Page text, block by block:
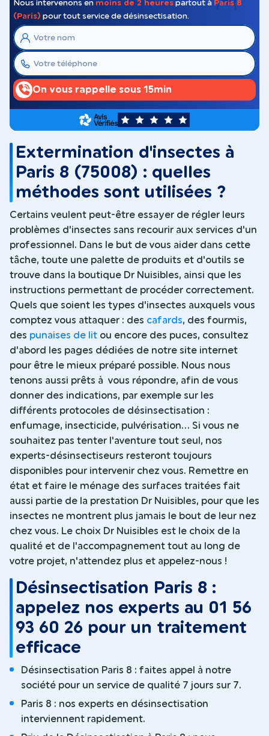
Nous intervenons en moins de 2 heures partout à Paris 8
(Paris) pour tout service de désinsectisation.
On vous rappelle sous 15min
5
Extermination d'insectes à
Paris 8 (75008) : quelles
méthodes sont utilisées ?
Certains veulent peut-être essayer de régler leurs
problèmes d'insectes sans recourir aux services d'un
professionnel. Dans le but de vous aider dans cette
tâche, toute une palette de produits et d'outils se
trouve dans la boutique Dr Nuisibles, ainsi que les
instructions permettant de procéder correctement.
Quels que soient les types d'insectes auxquels vous
comptez vous attaquer : des cafards, des fourmis,
des punaises de lit ou encore des puces, consultez
d'abord les pages dédiées de notre site internet
pour être le mieux préparé possible. Nous nous
tenons aussi prêts à vous répondre, afin de vous
donner des indications, par exemple sur les
différents protocoles de désinsectisation :
enfumage, insecticide, pulvérisation... Si vous ne
souhaitez pas tenter l'aventure tout seul, nos
experts-désinsectiseurs resteront toujours
disponibles pour intervenir chez vous. Remettre en
état et faire le ménage des surfaces traitées fait
aussi partie de la prestation Dr Nuisibles, pour que les
insectes ne montrent plus jamais le bout de leur nez
chez vous. Le choix Dr Nuisibles est le choix de la
qualité et de l'accompagnement tout au long de
votre projet, n'attendez plus et appelez-nous !
Désinsectisation Paris 8 :
appelez nos experts au 01 56
93 60 26 pour un traitement
efficace
Désinsectisation Paris 8 : faites appel à notre
société pour un service de qualité 7 jours sur 7.
Paris 8 : nos experts en désinsectisation
interviennent rapidement.